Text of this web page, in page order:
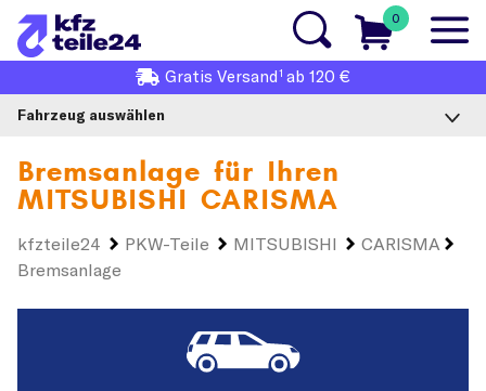
0
Gratis Versand1 ab 120 €
Fahrzeug auswählen
Bremsanlage für Ihren
MITSUBISHI CARISMA
kfzteile24 PKW-Teile MITSUBISHI
CARISMA
Bremsanlage